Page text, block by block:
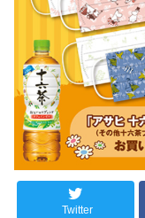
Twitter